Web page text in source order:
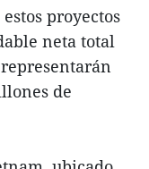
proyectos
neta total
de